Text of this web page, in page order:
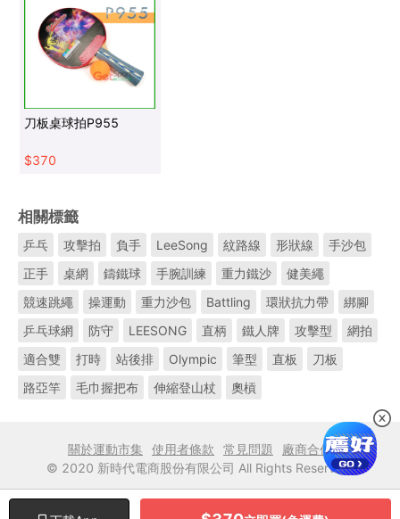
刀板桌球拍P955
$370
相關標籤
乒乓 攻擊拍 負手 LeeSong 紋路線 形狀線
手沙包
正手
桌網 鑄鐵球 手腕訓練 重力鐵沙
健美繩
競速跳繩
操運動 重力沙包 Battling 環狀抗力帶
綁腳
乒乓球網
防守 LEESONG 直柄 鐵人牌 攻擊型
網拍
適合雙
打時 站後排 Olympic 筆型 直板
刀板
路亞竿
毛巾握把布 伸縮登山杖 奧槓
關於運動市集 使用者條款 常見問題
廠商合作
© 2020 新時代電商股份有限公司 All Rights Reserved.